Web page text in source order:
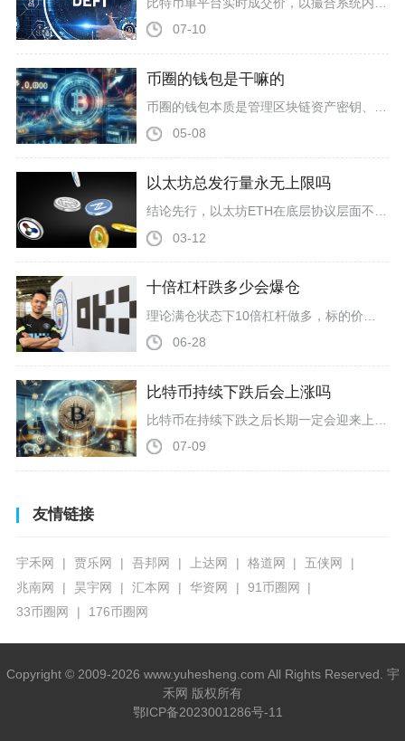
07-10
币圈的钱包是干嘛的
05-08
以太坊总发行量永无上限吗
结论先行，以太坊ETH在底层协议层面不存在硬性总发行量上限，理论上具备持续增发的可能性，但这并不等同于毫无约束的无限印币，不能简单将以太坊归类为无节制通胀资产。很多币圈参与者习惯拿比特币2100万枚固定总量作为参照，进而担忧ETH长期增发持...
03-12
十倍杠杆跌多少会爆仓
06-28
比特币持续下跌后会上涨吗
07-09
友情链接
宇禾网 贾乐网 吾邦网 上达网 格道网
五侠网
兆南网
昊宇网 汇本网 华资网
91币圈网
33币圈网
176币圈网
Copyright © 2009-2026 www.yuhesheng.com All Rights Reserved. 宇
禾网 版权所有
鄂ICP备2023001286号-11